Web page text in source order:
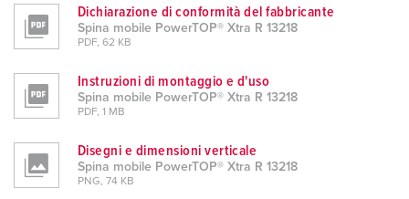
Dichiarazione di conformità del fabbricante
Spina mobile PowerTOP® Xtra R 13218
PDF, 62 KB
Instruzioni di montaggio e d'uso
Spina mobile PowerTOP® Xtra R 13218
PDF, 1 MB
Disegni e dimensioni verticale
Spina mobile PowerTOP® Xtra R 13218
PNG, 74 KB